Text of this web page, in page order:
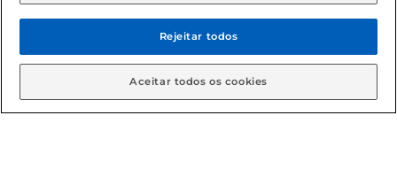
© 2026 Copyright. Todos os direitos
reservados Gbarbosa.
Rejeitar todos
Aceitar todos os cookies